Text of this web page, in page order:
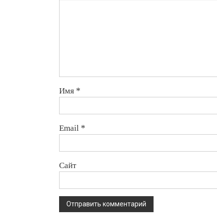
Имя *
Email *
Сайт